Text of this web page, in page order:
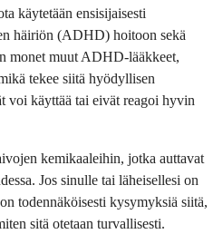
käytetään ensisijaisesti
häiriön (ADHD) hoitoon sekä
monet muut ADHD-lääkkeet,
tekee siitä hyödyllisen
voi käyttää tai eivät reagoi hyvin
kemikaaleihin, jotka auttavat
Jos sinulle tai läheisellesi on
todennäköisesti kysymyksiä siitä,
sitä otetaan turvallisesti.